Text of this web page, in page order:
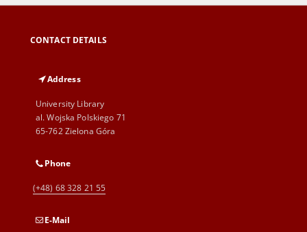
CONTACT DETAILS
Address
University Library
al. Wojska Polskiego 71
65-762 Zielona Góra
Phone
(+48) 68 328 21 55
E-Mail